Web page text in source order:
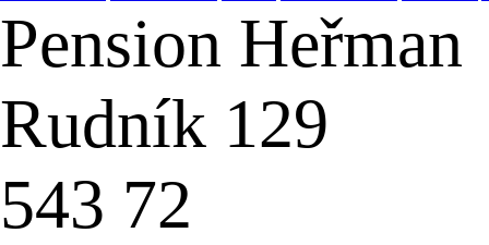
Pension Heřman
Rudník 129
543 72